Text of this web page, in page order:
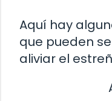
Aquí hay
que pueden
aliviar el